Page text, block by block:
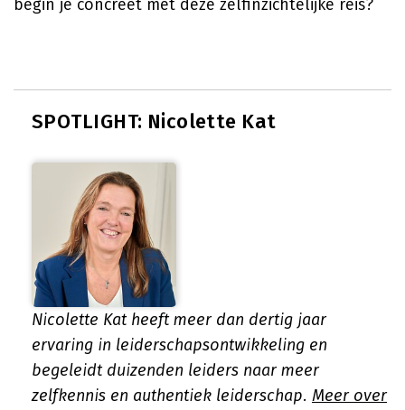
begin je concreet met deze zelfinzichtelijke reis?
SPOTLIGHT: Nicolette Kat
Nicolette Kat heeft meer dan dertig jaar
ervaring in leiderschapsontwikkeling en
begeleidt duizenden leiders naar meer
zelfkennis en authentiek leiderschap. Meer over